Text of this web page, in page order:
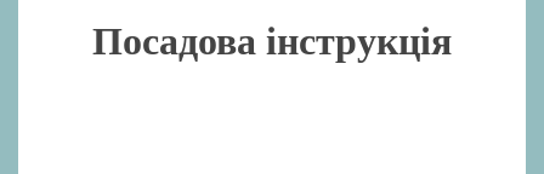
Посадова інструкція